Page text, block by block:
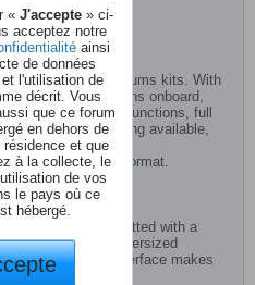
new mid-line V-Drums kits. With
songs and patterns onboard,
Play practice functions, full
3-way ride triggering available,
in its price range.
Host via wav-file format.
— the TD-9 is outfitted with a
accompanying oversized
based user interface makes
fast and fun.
« J'accepte » ci-
acceptez notre
ainsi
de données
l'utilisation de
décrit. Vous
que ce forum
en dehors de
et que
à la collecte, le
de vos
le pays où ce
hébergé.